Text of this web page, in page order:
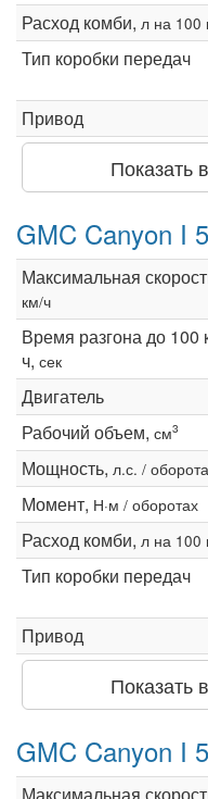
Расход комби, л на 100
Тип коробки передач
Привод
Показать
GMC Canyon I
Максимальная
км/ч
Время разгона до 100
ч, сек
Двигатель
Рабочий объем, см3
Мощность, л.с. /
Момент, Н·м / оборотах
Расход комби, л на 100
Тип коробки передач
Привод
Показать
GMC Canyon I
Максимальная